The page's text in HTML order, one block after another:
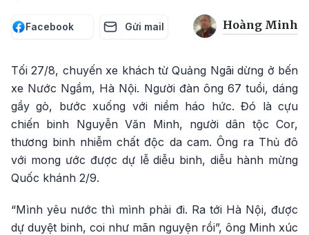
Facebook Gửi mail Hoàng Minh
Tối 27/8, chuyến xe khách từ Quảng Ngãi dừng ở bến
xe Nước Ngầm, Hà Nội. Người đàn ông 67 tuổi, dáng
gầy gò, bước xuống với niềm háo hức. Đó là cựu
chiến binh Nguyễn Văn Minh, người dân tộc Cor,
thương binh nhiễm chất độc da cam. Ông ra Thủ đô
với mong ước được dự lễ diễu binh, diễu hành mừng
Quốc khánh 2/9.
“Mình yêu nước thì mình phải đi. Ra tới Hà Nội, được
dự duyệt binh, coi như mãn nguyện rồi”, ông Minh xúc